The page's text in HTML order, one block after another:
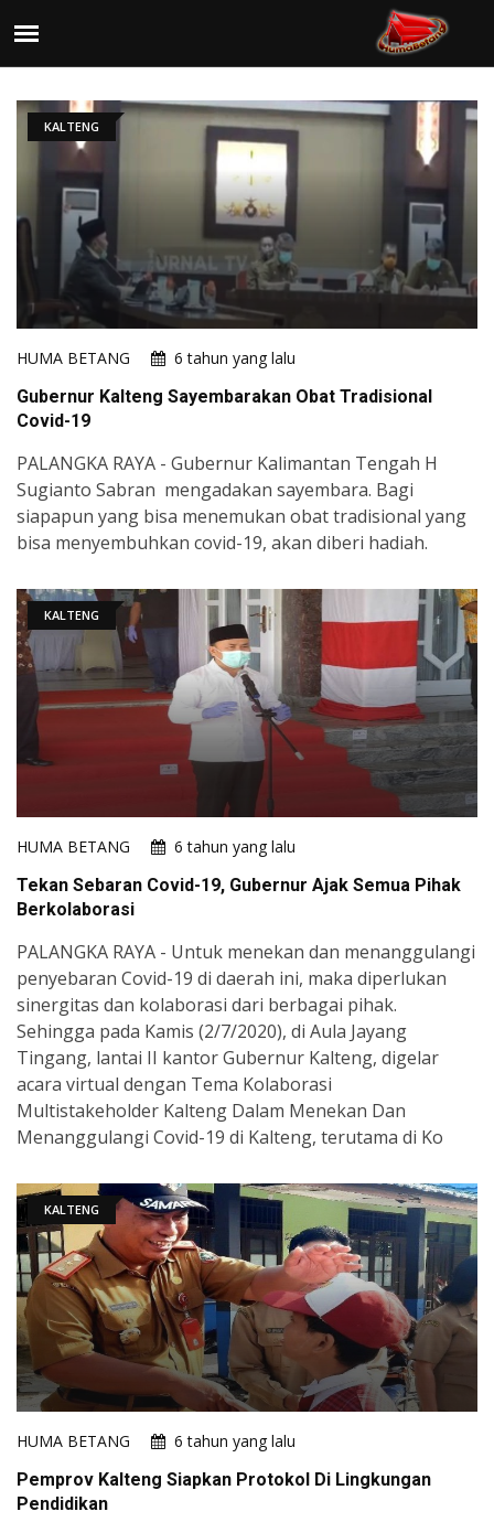
KALTENG
HUMA BETANG
6 tahun yang lalu
Gubernur Kalteng Sayembarakan Obat Tradisional
Covid-19
PALANGKA RAYA - Gubernur Kalimantan Tengah H
Sugianto Sabran mengadakan sayembara. Bagi
siapapun yang bisa menemukan obat tradisional yang
bisa menyembuhkan covid-19, akan diberi hadiah.
KALTENG
HUMA BETANG
6 tahun yang lalu
Tekan Sebaran Covid-19, Gubernur Ajak Semua Pihak
Berkolaborasi
PALANGKA RAYA - Untuk menekan dan menanggulangi
penyebaran Covid-19 di daerah ini, maka diperlukan
sinergitas dan kolaborasi dari berbagai pihak.
Sehingga pada Kamis (2/7/2020), di Aula Jayang
Tingang, lantai II kantor Gubernur Kalteng, digelar
acara virtual dengan Tema Kolaborasi
Multistakeholder Kalteng Dalam Menekan Dan
Menanggulangi Covid-19 di Kalteng, terutama di Ko
KALTENG
HUMA BETANG
6 tahun yang lalu
Pemprov Kalteng Siapkan Protokol Di Lingkungan
Pendidikan